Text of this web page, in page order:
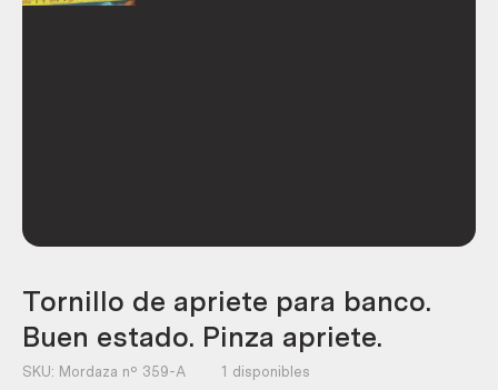
Tornillo de apriete para banco.
Buen estado. Pinza apriete.
SKU: Mordaza nº 359-A 1 disponibles